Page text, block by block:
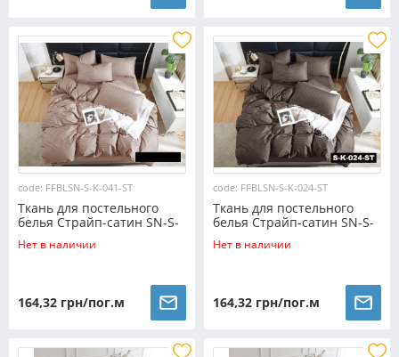
code: FFBLSN-S-K-041-ST
Ткань для постельного
белья Страйп-сатин SN-S-
K-041-ST (50м)
Нет в наличии
164,32 грн/пог.м
code: FFBLSN-S-K-024-ST
Ткань для постельного
белья Страйп-сатин SN-S-
K-024-ST (50м)
Нет в наличии
164,32 грн/пог.м